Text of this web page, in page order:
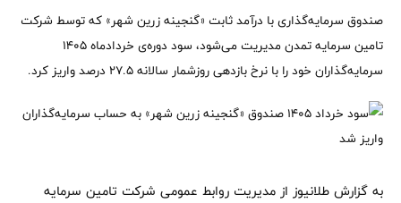
صندوق سرمایه‌گذاری با درآمد ثابت «گنجینه زرین شهر» که توسط شرکت
تامین سرمایه تمدن مدیریت می‌شود، سود دوره‌ی خرداد‌ماه ۱۴۰۵
سرمایه‌گذاران خود را با نرخ بازدهی روزشمار سالانه ۲۷.۵ درصد واریز کرد.
به گزارش طلانیوز از مدیریت روابط عمومی شرکت تامین سرمایه